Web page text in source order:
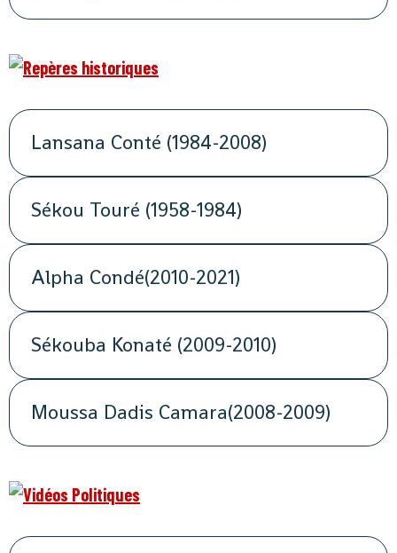
Lansana Conté (1984-2008)
Sékou Touré (1958-1984)
Alpha Condé(2010-2021)
Sékouba Konaté (2009-2010)
Moussa Dadis Camara(2008-2009)